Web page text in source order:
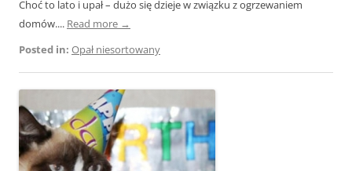
Choć to lato i upał – dużo się dzieje w związku z ogrzewaniem
domów.... Read more →
Posted in: Opał niesortowany